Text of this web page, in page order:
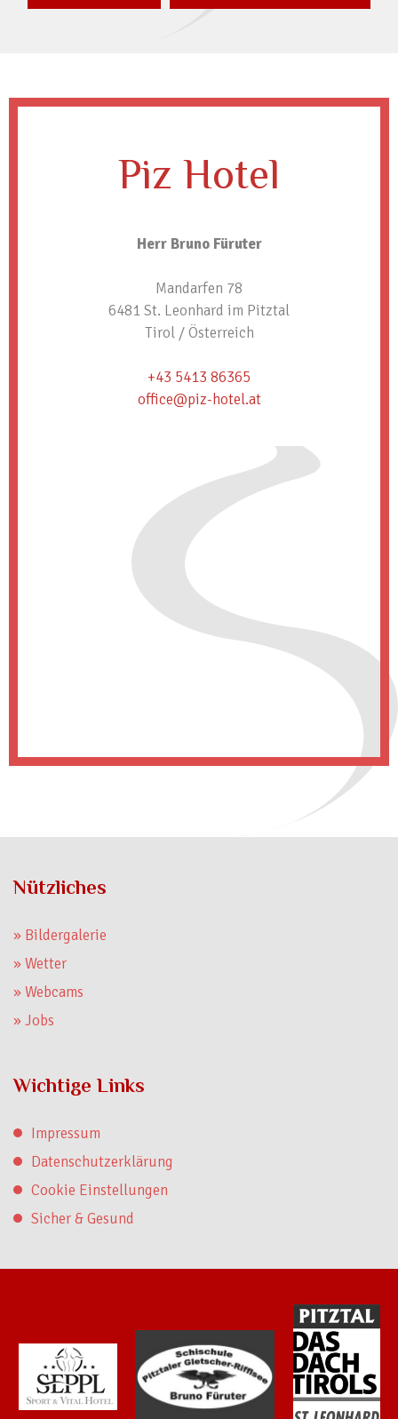
Piz Hotel
Herr Bruno Füruter
Mandarfen 78
6481 St. Leonhard im Pitztal
Tirol / Österreich
+43 5413 86365
office@piz-hotel.at
Nützliches
» Bildergalerie
» Wetter
» Webcams
» Jobs
Wichtige Links
Impressum
Datenschutzerklärung
Cookie Einstellungen
Sicher & Gesund